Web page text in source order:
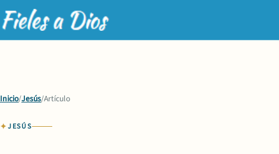
Inicio/Jesús/Artículo
JESÚS